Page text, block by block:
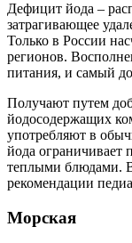
Дефицит йода –
затрагивающее
Только в России
регионов.
питания, и самый
Получают путем
йодосодержащих
употребляют в
йода
теплыми блюдами. В
рекомендации
Морская